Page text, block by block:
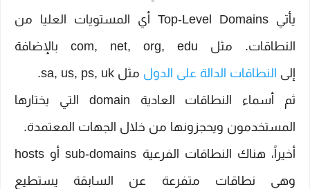
يأتي Top-Level Domains أي المستويات العليا من
النطاقات. مثل com, net, org, edu بالإضافة
إلى النطاقات الدالة على الدول مثل sa, us, ps, uk.
ثم أسماء النطاقات العادية domain التي يختارها
المستخدمون ويحجزونها من خلال الجهات المعتمدة.
أخيراً، هناك النطاقات الفرعية sub-domains أو hosts
وهي نطاقات متفرعة عن السابقة يستطيع